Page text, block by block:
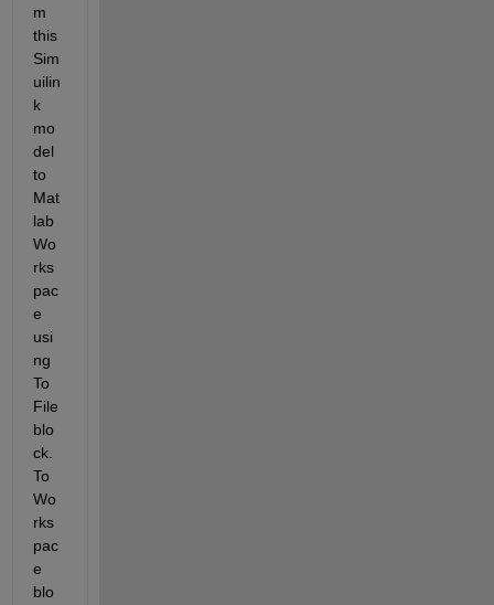
m
this
Sim
uilin
k
mo
del
to
Mat
lab
Wo
rks
pac
e
usi
ng
To
File
blo
ck.
To
Wo
rks
pac
e
blo